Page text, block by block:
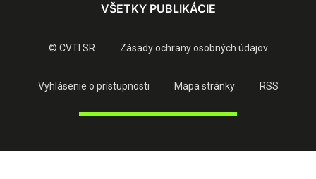
VŠETKY PUBLIKÁCIE
© CVTI SR Zásady ochrany osobných údajov
Vyhlásenie o prístupnosti Mapa stránky RSS